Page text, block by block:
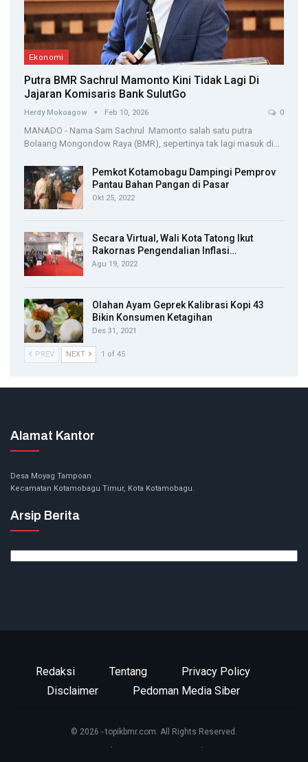
Ekonomi
Putra BMR Sachrul Mamonto Kini Tidak Lagi Di
Jajaran Komisaris Bank SulutGo
Herdy Mokoagow Feb 10, 2026 0
MANADO - Nama Sam Sachrul Mamonto salah satu putra
Bolaang Mongondow Raya (BMR), sepertinya tak lagi masuk di…
Pemkot Kotamobagu Dampingi Pemprov
Pantau Bahan Pangan di Pasar
Okt 25, 2022
Secara Virtual, Wali Kota Tatong Ikut
Rakornas Pengendalian Inflasi…
Agu 19, 2022
Olahan Ayam Geprek Kalibrasi Kopi 43
Bikin Konsumen Ketagihan
Des 31, 2021
PREV NEXT 1 of 45
Alamat Kantor
Desa Moyag Tampoan
Kecamatan Kotamobagu Timur, Kota Kotamobagu.
Arsip Berita
Redaksi Tentang
Privacy Policy
Disclaimer
Pedoman Media Siber
© 2026 - topikbmr.com. All Rights Reserved.